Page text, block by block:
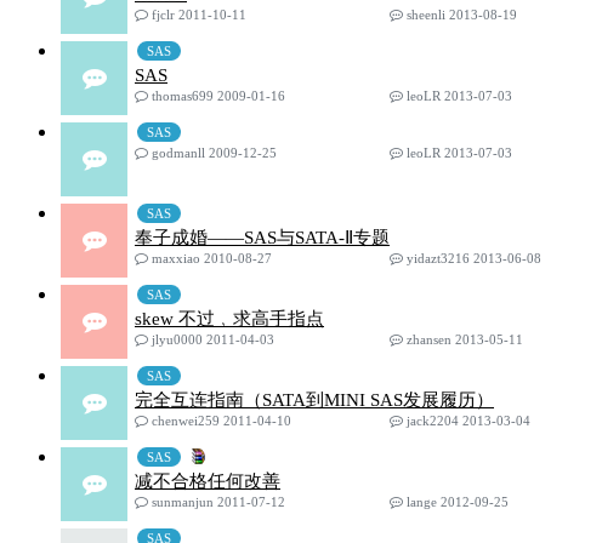
fjclr 2011-10-11
sheenli 2013-08-19
SAS
SAS
thomas699 2009-01-16
leoLR 2013-07-03
SAS
godmanll 2009-12-25 leoLR 2013-07-03
SAS
奉子成婚——SAS与SATA-Ⅱ专题
maxxiao 2010-08-27
yidazt3216 2013-06-08
SAS
skew 不过﹐求高手指点
jlyu0000 2011-04-03
zhansen 2013-05-11
SAS
完全互连指南（SATA到MINI SAS发展履历）
chenwei259 2011-04-10
jack2204 2013-03-04
SAS
减不合格任何改善
sunmanjun 2011-07-12
lange 2012-09-25
SAS